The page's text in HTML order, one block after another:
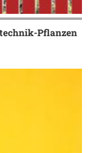
Pflanzen